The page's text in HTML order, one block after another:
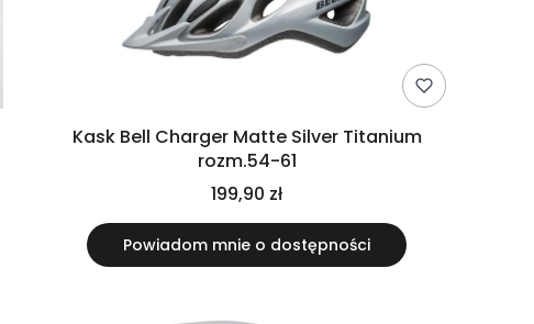
Kask Bell Charger Matte Silver Titanium
rozm.54-61
199,90 zł
Powiadom mnie o dostępności